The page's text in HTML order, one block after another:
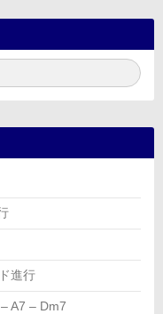
進行
A7 – Dm7